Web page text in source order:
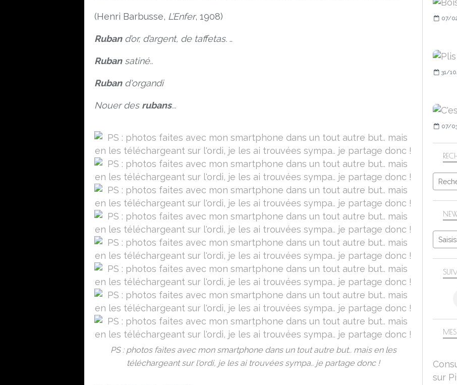
(Henri Barbusse, L’Enfer, 1908)
Ruband’or, d’argent, de taffetas. ..
Rubansatiné..
Ruband'organdi
Nouer des rubans...
PS : photos faites avec mon smartphone dans un tout autre but.. mais en les
téléchargeant sur l'ordi, je les ai trouvées sympa.. je partage donc !
07/
31/
07/
sur